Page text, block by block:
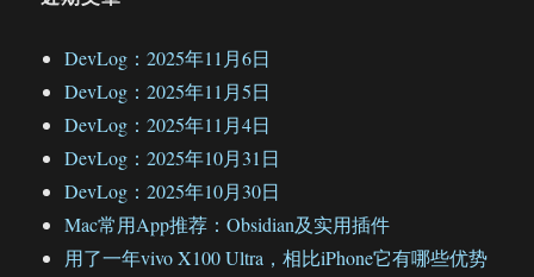
DevLog：2025年11月6日
DevLog：2025年11月5日
DevLog：2025年11月4日
DevLog：2025年10月31日
DevLog：2025年10月30日
Mac常用App推荐：Obsidian及实用插件
用了一年vivo X100 Ultra，相比iPhone它有哪些优势